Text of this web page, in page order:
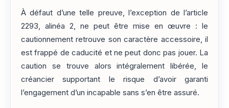
À défaut d’une telle preuve, l’exception de l’article
2293, alinéa 2, ne peut être mise en œuvre : le
cautionnement retrouve son caractère accessoire, il
est frappé de caducité et ne peut donc pas jouer. La
caution se trouve alors intégralement libérée, le
créancier supportant le risque d’avoir garanti
l’engagement d’un incapable sans s’en être assuré.